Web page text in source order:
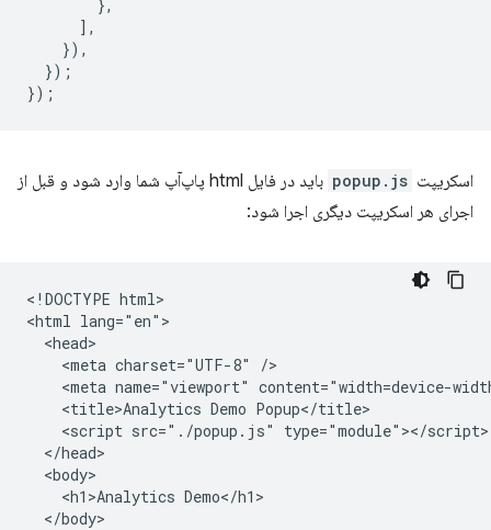
},
],
}),
});
});
اسکریپت popup.js
باید در فایل html پاپ‌آپ شما وارد شود و قبل از
اجرای هر اسکریپت دیگری اجرا شود:
<!DOCTYPE html>
<html lang="en">
  <head>
    <meta charset="UTF-8" />
<meta name="viewport" content="width=device-
    <title>Analytics Demo Popup</title>
    <script src="./popup.js" type="module"></script>
  </head>
  <body>
    <h1>Analytics Demo</h1>
  </body>